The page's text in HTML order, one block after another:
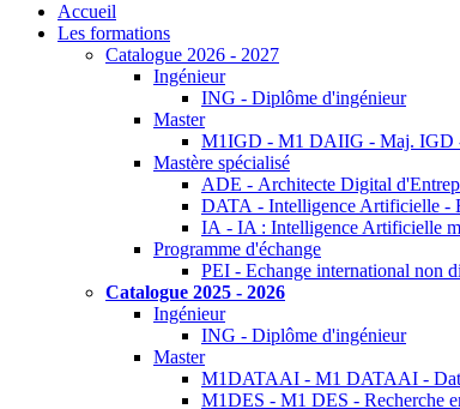
Accueil
Les formations
Catalogue 2026 - 2027
Ingénieur
ING - Diplôme d'ingénieur
Master
M1IGD - M1 DAIIG - Maj. IGD -
Mastère spécialisé
ADE - Architecte Digital
DATA - Intelligence Artificielle -
IA - IA : Intelligence Artificielle
Programme d'échange
PEI - Echange international non
Catalogue 2025 - 2026
Ingénieur
ING - Diplôme d'ingénieur
Master
M1DATAAI - M1 DATAAI -
M1DES - M1 DES - Recherche